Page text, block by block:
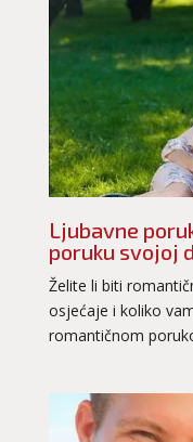
Ljubavne
poruku svojoj
Želite li biti
osjećaje i koliko
romantičnom